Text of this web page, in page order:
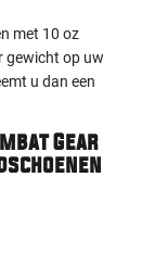
met 10 oz
gewicht op uw
u dan een
Gear